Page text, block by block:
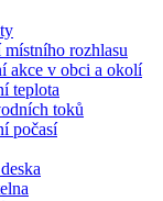
místního rozhlasu
akce v obci a okolí
teplota
toků
počasí